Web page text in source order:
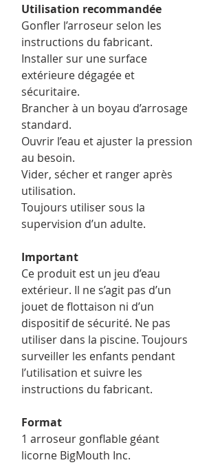
Utilisation recommandée
Gonfler l’arroseur selon les
instructions du fabricant.
Installer sur une surface
extérieure dégagée et
sécuritaire.
Brancher à un boyau d’arrosage
standard.
Ouvrir l’eau et ajuster la pression
au besoin.
Vider, sécher et ranger après
utilisation.
Toujours utiliser sous la
supervision d’un adulte.
Important
Ce produit est un jeu d’eau
extérieur. Il ne s’agit pas d’un
jouet de flottaison ni d’un
dispositif de sécurité. Ne pas
utiliser dans la piscine. Toujours
surveiller les enfants pendant
l’utilisation et suivre les
instructions du fabricant.
Format
1 arroseur gonflable géant
licorne BigMouth Inc.